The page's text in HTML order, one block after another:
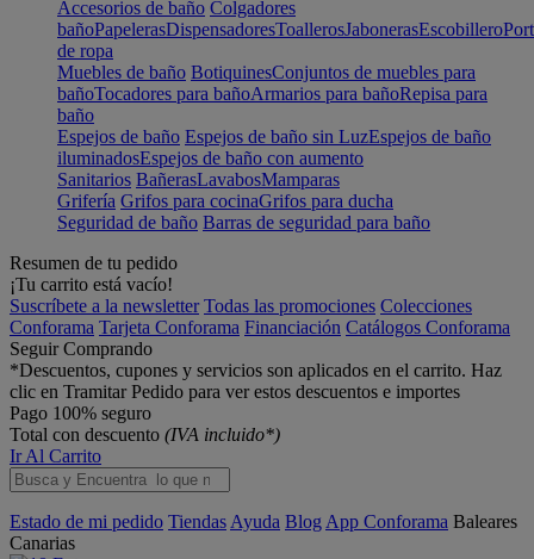
Accesorios de baño Colgadores
bañoPapelerasDispensadoresToallerosJabonerasEscobillero
de ropa
Muebles de baño BotiquinesConjuntos de muebles para
bañoTocadores para bañoArmarios para bañoRepisa para
baño
Espejos de baño Espejos de baño sin LuzEspejos de baño
iluminadosEspejos de baño con aumento
Sanitarios BañerasLavabosMamparas
Grifería Grifos para cocinaGrifos para ducha
Seguridad de baño Barras de seguridad para baño
Resumen de tu pedido
¡Tu carrito está vacío!
Suscríbete a la newsletter Todas las promociones Colecciones
Conforama Tarjeta Conforama Financiación Catálogos Conforama
Seguir Comprando
*Descuentos, cupones y servicios son aplicados en el carrito. Haz
clic en Tramitar Pedido para ver estos descuentos e importes
Pago 100% seguro
Total con descuento (IVA incluido*)
Ir Al Carrito
Estado de mi pedido Tiendas Ayuda Blog App Conforama Baleares
Canarias